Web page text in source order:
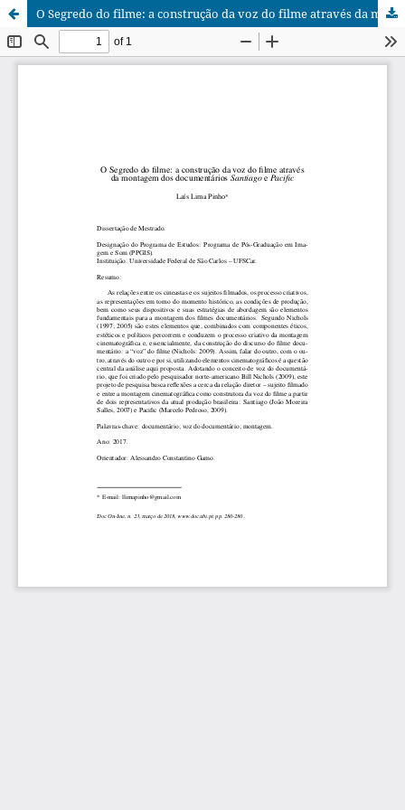
O Segredo do filme: a construção da voz do filme através da montagem dos documentários Santiago e Pacific